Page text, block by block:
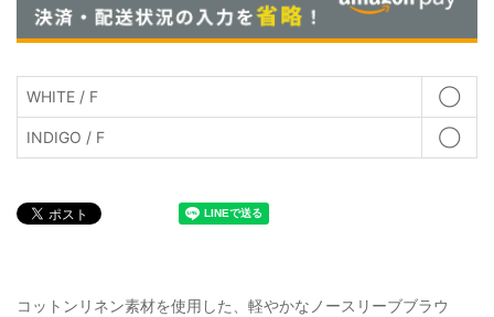
WHITE / F ◯
INDIGO / F ◯
コットンリネン素材を使用した、軽やかなノースリーブブラウ